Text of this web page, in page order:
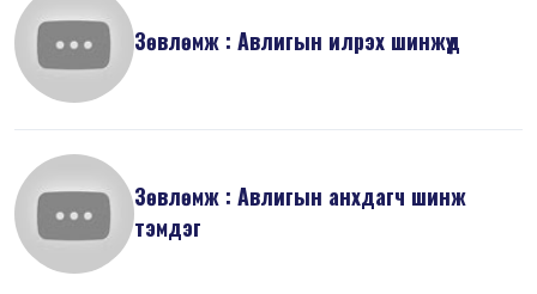
Зөвлөмж : Авлигын илрэх шинжүүд
Зөвлөмж : Авлигын анхдагч шинж
тэмдэг